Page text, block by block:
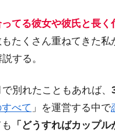
てる彼女や彼氏と長く
たくさん重ねてきた私
する。
別れたこともあれば、
べて 」を運営する中で
「どうすればカップ